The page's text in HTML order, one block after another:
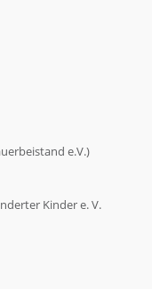
e.V.)
Kinder e. V.